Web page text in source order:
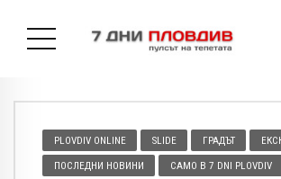
PLOVDIV ONLINE SLIDE ГРАДЪТ
ПОСЛЕДНИ НОВИНИ САМО В 7 DNI PLOVDIV